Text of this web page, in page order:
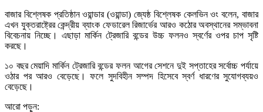
বাজার বিশ্লেষক প্রতিষ্ঠান ওয়ান্ডার (ওয়ান্ডা) জ্যেষ্ঠ বিশ্লেষক কেলভিন ওং বলেন, বাজার
এখন যুক্তরাষ্ট্রের কেন্দ্রীয় ব্যাংক ফেডারেল রিজার্ভের আরও কঠোর অবস্থানের সম্ভাবনা
বিবেচনায় নিচ্ছে। এছাড়া মার্কিন ট্রেজারি বন্ডের উচ্চ ফলনও স্বর্ণের ওপর চাপ সৃষ্টি
করছে।
১০ বছর মেয়াদি মার্কিন ট্রেজারি বন্ডের ফলন আগের সেশনে দুই সপ্তাহের সর্বোচ্চ পর্যায়ে
ওঠার পর আরও বেড়েছে। ফলে সুদবিহীন সম্পদ হিসেবে স্বর্ণ ধারণের সুযোগব্যয়ও
বেড়েছে।
আরো পড়ুন: